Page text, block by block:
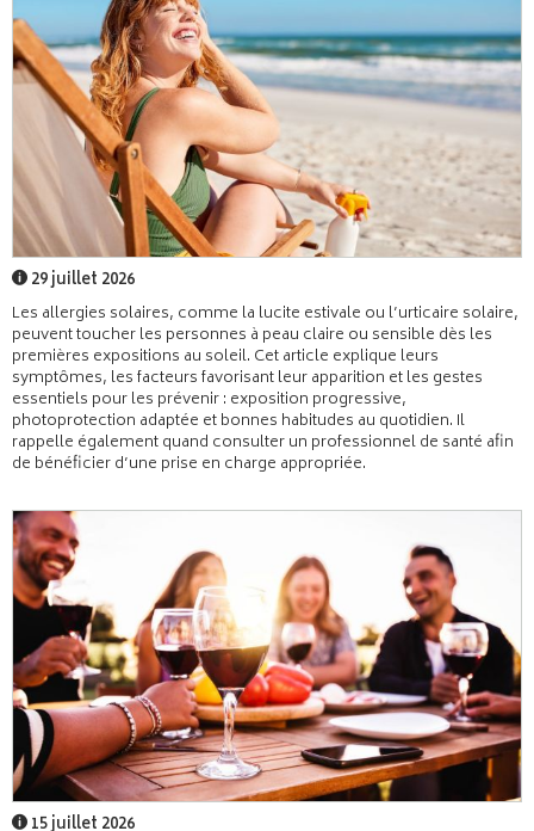
29 juillet 2026
Les allergies solaires, comme la lucite estivale ou l’urticaire solaire,
peuvent toucher les personnes à peau claire ou sensible dès les
premières expositions au soleil. Cet article explique leurs
symptômes, les facteurs favorisant leur apparition et les gestes
essentiels pour les prévenir : exposition progressive,
photoprotection adaptée et bonnes habitudes au quotidien. Il
rappelle également quand consulter un professionnel de santé afin
de bénéficier d’une prise en charge appropriée.